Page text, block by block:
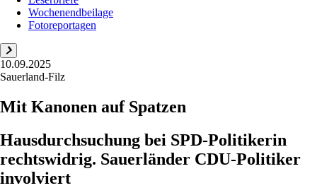
Wochenendbeilage
Fotoreportagen
10.09.2025
Sauerland-Filz
Mit Kanonen auf Spatzen
Hausdurchsuchung bei SPD-Politikerin
rechtswidrig. Sauerländer CDU-Politiker
involviert